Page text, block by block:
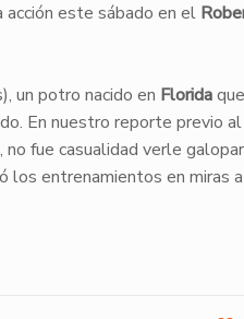
acción este sábado en el
un potro nacido en Floridaque
En nuestro reporte previo al
fue casualidad verle
los entrenamientos en miras